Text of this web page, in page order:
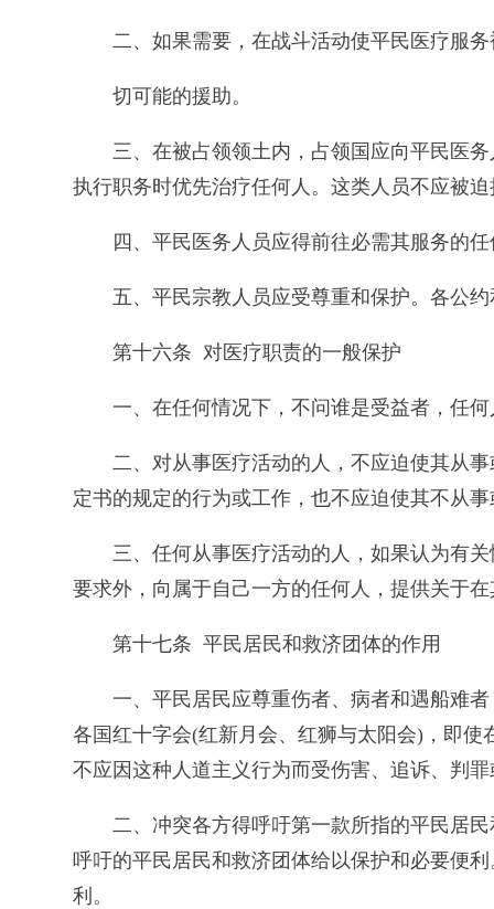
二、如果需要，在战斗活动使平民医疗服
切可能的援助。
三、在被占领领土内，占领国应向平民医
执行职务时优先治疗任何人。这类人员不应被
四、平民医务人员应得前往必需其服务的
五、平民宗教人员应受尊重和保护。各公
第十六条 对医疗职责的一般保护
一、在任何情况下，不问谁是受益者，任
二、对从事医疗活动的人，不应迫使其从
定书的规定的行为或工作，也不应迫使其不从
三、任何从事医疗活动的人，如果认为有
要求外，向属于自己一方的任何人，提供关于
第十七条 平民居民和救济团体的作用
一、平民居民应尊重伤者、病者和遇船难
各国红十字会(红新月会、红狮与太阳会)，即
不应因这种人道主义行为而受伤害、追诉、判
二、冲突各方得呼吁第一款所指的平民居
呼吁的平民居民和救济团体给以保护和必要便
利。